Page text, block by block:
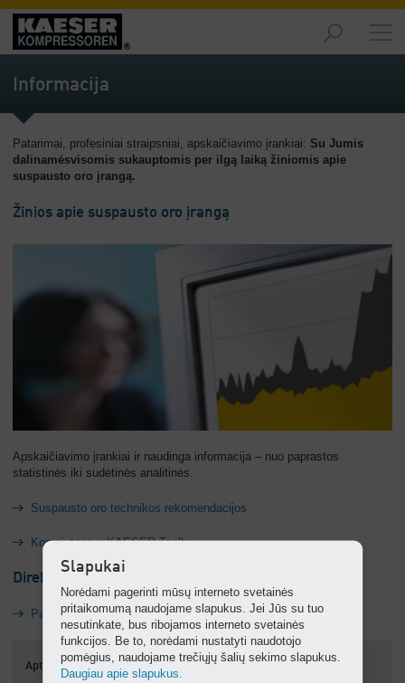
Produktai
-
Apžvalga
-
Apžvalga
Aptarnavimas
Apžvalga
-
Informacija
Patarimai, profesiniai straipsniai, apskaičiavimo įrankiai: Su Jumis
dalinamėsvisomis sukauptomis per ilgą laiką žiniomis apie
suspausto oro įrangą.
Žinios apie suspausto oro įrangą
Apskaičiavimo įrankiai ir naudinga informacija – nuo paprastos
statistinės iki sudėtinės analitinės.
Suspausto oro technikos rekomendacijos
Kompiuteris – KAESER Toolbox
Direktyvos ir reglamentai
Pakavimo reikalavimai
Aptarnavimo numeris
Slapukai
Norėdami pagerinti mūsų interneto svetainės
pritaikomumą naudojame slapukus. Jei Jūs su tuo
nesutinkate, bus ribojamos interneto svetainės
funkcijos. Be to, norėdami nustatyti naudotojo
pomėgius, naudojame trečiųjų šalių sekimo slapukus.
Daugiau apie slapukus.